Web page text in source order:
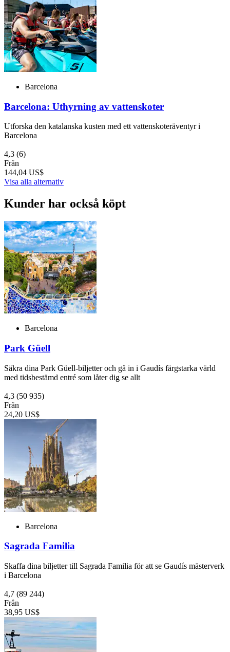
Barcelona
Barcelona: Uthyrning av vattenskoter
Utforska den katalanska kusten med ett vattenskoteräventyr i
Barcelona
4,3 (6)
Från
144,04 US$
Visa alla alternativ
Kunder har också köpt
Barcelona
Park Güell
Säkra dina Park Güell-biljetter och gå in i Gaudís färgstarka värld
med tidsbestämd entré som låter dig se allt
4,3 (50 935)
Från
24,20 US$
Barcelona
Sagrada Familia
Skaffa dina biljetter till Sagrada Familia för att se Gaudís mästerverk
i Barcelona
4,7 (89 244)
Från
38,95 US$